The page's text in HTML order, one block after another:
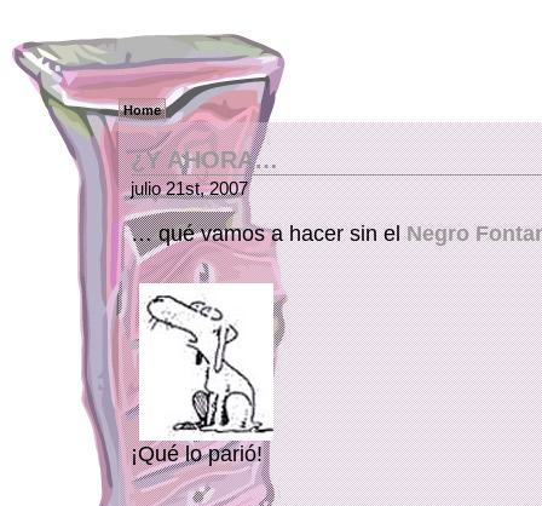
Home
¿Y AHORA…
julio 21st, 2007
… qué vamos a hacer sin elNegro
¡Qué lo parió!